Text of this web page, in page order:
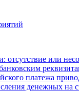
отсутствие или
платежа
денежных на